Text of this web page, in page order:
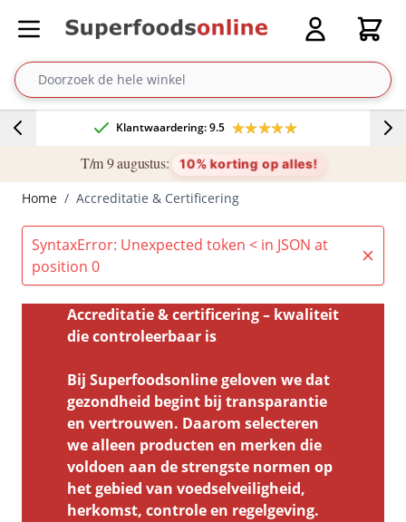
Cart
Klantwaardering: 9.5 ★★★★★
★★★★★
T/m 9 augustus: 10% korting op alles!
Home / Accreditatie & Certificering
SyntaxError: Unexpected token < in JSON at
position 0
Accreditatie & certificering – kwaliteit
die controleerbaar is
Bij Superfoodsonline geloven we dat
gezondheid begint bij transparantie
en vertrouwen. Daarom selecteren
we alleen producten en merken die
voldoen aan de strengste normen op
het gebied van voedselveiligheid,
herkomst, controle en regelgeving.